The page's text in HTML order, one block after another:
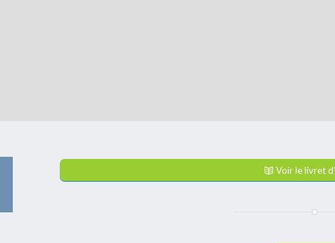
Voir le livret